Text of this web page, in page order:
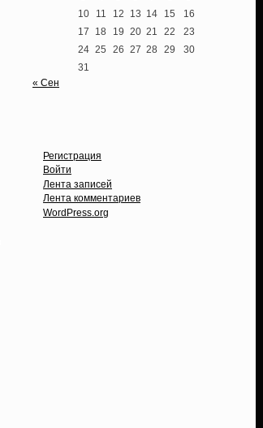
10
11 12 13 14 15
16
17
18 19 20 21 22
23
24 25 26 27 28 29
30
31
« Сен
Регистрация
Войти
Лента записей
Лента комментариев
WordPress.org